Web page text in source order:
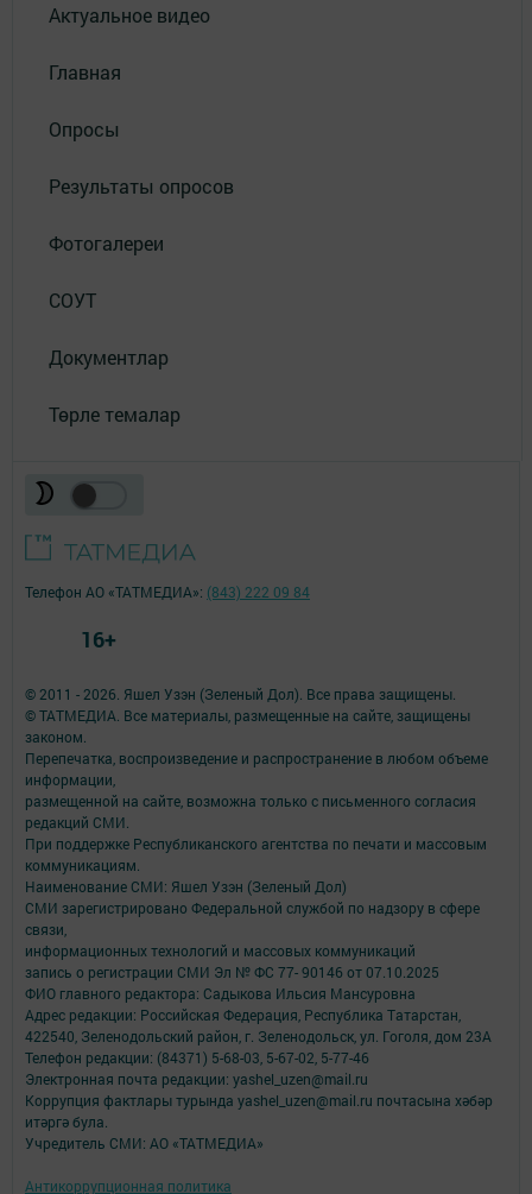
Актуальное видео
Главная
Опросы
Результаты опросов
Фотогалереи
СОУТ
Документлар
Төрле темалар
© 2011 - 2026. Яшел Узэн (Зеленый Дол). Все права защищены.
© ТАТМЕДИА. Все материалы, размещенные на сайте, защищены
законом.
Перепечатка, воспроизведение и распространение в любом объеме
информации,
размещенной на сайте, возможна только с письменного согласия
редакций СМИ.
При поддержке Республиканского агентства по печати и массовым
коммуникациям.
Наименование СМИ: Яшел Узэн (Зеленый Дол)
СМИ зарегистрировано Федеральной службой по надзору в сфере
связи,
информационных технологий и массовых коммуникаций
запись о регистрации СМИ Эл № ФС 77- 90146 от 07.10.2025
ФИО главного редактора: Садыкова Ильсия Мансуровна
Адрес редакции: Российская Федерация, Республика Татарстан,
422540, Зеленодольский район, г. Зеленодольск, ул. Гоголя, дом 23А
Телефон редакции: (84371) 5-68-03, 5-67-02, 5-77-46
Электронная почта редакции: yashel_uzen@mail.ru
Коррупция фактлары турында yashel_uzen@mail.ru почтасына хәбәр
итәргә була.
Учредитель СМИ: АО «ТАТМЕДИА»
Антикоррупционная политика
Телефон АО «ТАТМЕДИА»: (843) 222 09 84
16+